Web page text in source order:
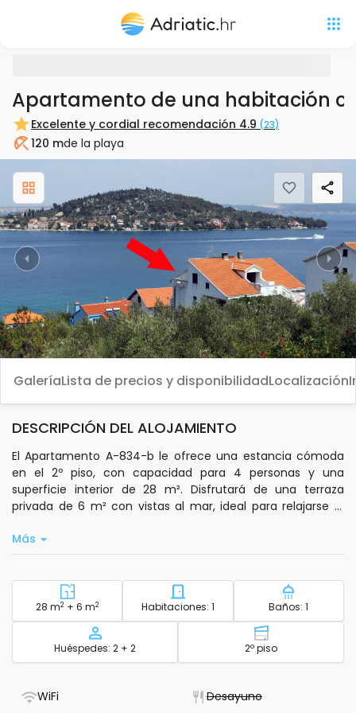
Apartamento de una habitación
Excelente y cordial recomendación 4.9 (23)
Playa120 mde la playa
Previous Next
GaleríaLista de precios y disponibilidadLocalización
DESCRIPCIÓN DEL ALOJAMIENTO
El Apartamento A-834-b le ofrece una estancia cómoda
en el 2º piso, con capacidad para 4 personas y una
superficie interior de 28 m². Disfrutará de una terraza
privada de 6 m² con vistas al mar, ideal para relajarse al
pasillo, lo que contribuye a su confort durante la estancia.
adicionales en el área del comedor. Dispone de cocina
privada equipada con utensilios básicos, conexión wifi
estándar y televisión vía satélite. Se incluyen ropa de
cama, toallas de baño, artículos de aseo, secador de pelo,
plancha, tabla de planchar y acceso a lavandería. El
exterior de 300 m² con área de descanso y parrilla fija.
Más
Zona - alojamiento
28 m2 + 6 m2 Número de habitaciones -
Habitaciones: 1 Número
Baños: 1
Capacidad
Huéspedes: 2 + 2 Piso -
2º piso
WiFi Desayuno- No está